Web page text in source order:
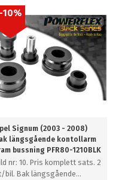
Signum (2003 - 2008)
längsgående kontollarm
bussning PFR80-1210BLK
nr: 10. Pris komplett sats. 2
bil. Bak längsgående
10%